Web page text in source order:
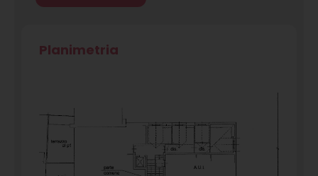
Planimetria